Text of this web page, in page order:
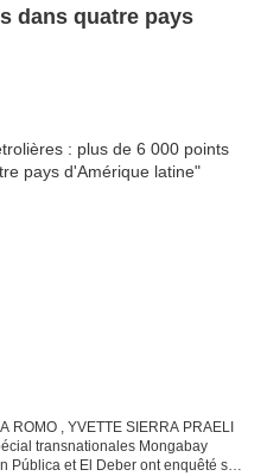
dans quatre pays
ROMO , YVETTE SIERRA PRAELI
transnationales Mongabay
Pública et El Deber ont enquêté sur